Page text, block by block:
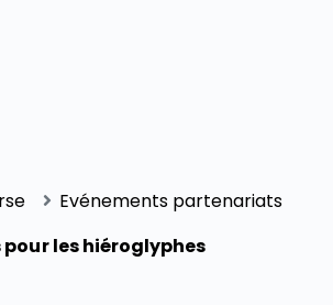
Evénements partenariats
pour les hiéroglyphes